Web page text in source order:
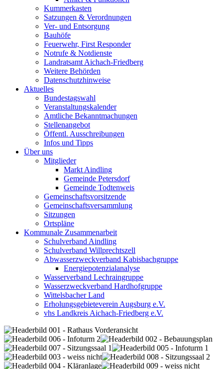
Kummerkasten
Satzungen & Verordnungen
Ver- und Entsorgung
Bauhöfe
Feuerwehr, First Responder
Notrufe & Notdienste
Landratsamt Aichach-Friedberg
Weitere Behörden
Datenschutzhinweise
Aktuelles
Bundestagswahl
Veranstaltungskalender
Amtliche Bekanntmachungen
Stellenangebot
Öffentl. Ausschreibungen
Infos und Tipps
Über uns
Mitglieder
Markt Aindling
Gemeinde Petersdorf
Gemeinde Todtenweis
Gemeinschaftsvorsitzende
Gemeinschaftsversammlung
Sitzungen
Ortspläne
Kommunale Zusammenarbeit
Schulverband Aindling
Schulverband Willprechtszell
Abwasserzweckverband Kabisbachgruppe
Energiepotenzialanalyse
Wasserverband Lechraingruppe
Wasserzweckverband Hardhofgruppe
Wittelsbacher Land
Erholungsgebieteverein Augsburg e.V.
vhs Landkreis Aichach-Friedberg e.V.